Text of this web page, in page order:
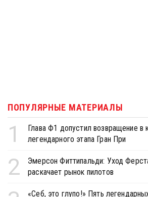
ПОПУЛЯРНЫЕ МАТЕРИАЛЫ
1
Глава Ф1 допустил возвращение в
легендарного этапа Гран При
2
Эмерсон Фиттипальди: Уход
раскачает рынок пилотов
«Себ, это глупо!» Пять